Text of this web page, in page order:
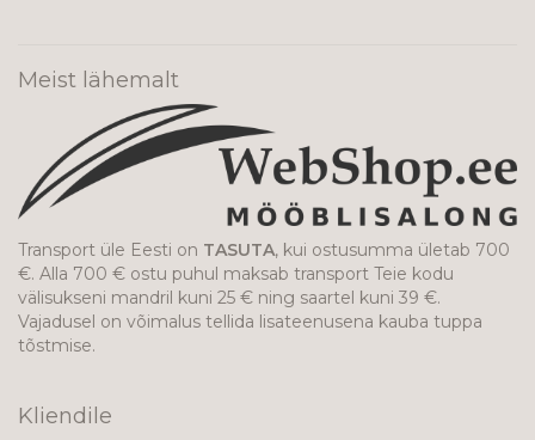
Meist lähemalt
Transport üle Eesti on TASUTA, kui ostusumma ületab 700
€. Alla 700 € ostu puhul maksab transport Teie kodu
välisukseni mandril kuni 25 € ning saartel kuni 39 €.
Vajadusel on võimalus tellida lisateenusena kauba tuppa
tõstmise.
Kliendile